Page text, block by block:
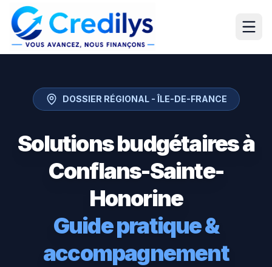
DOSSIER RÉGIONAL -ÎLE-DE-FRANCE
Solutions budgétaires à
Conflans-Sainte-
Honorine
Guide pratique &
accompagnement